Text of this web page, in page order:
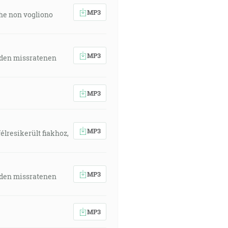
donášať jeho ovocie. [Mt 21:43]
Bohu! [Iz 40:3]
kvet: [Iz 40:6]
priblížilo nebeské kráľovstvo.
Prihotovte cestu Pánovu,
4:17]
non vogliono
MP3
missratenen
MP3
MP3
fiakhoz,
MP3
missratenen
MP3
MP3